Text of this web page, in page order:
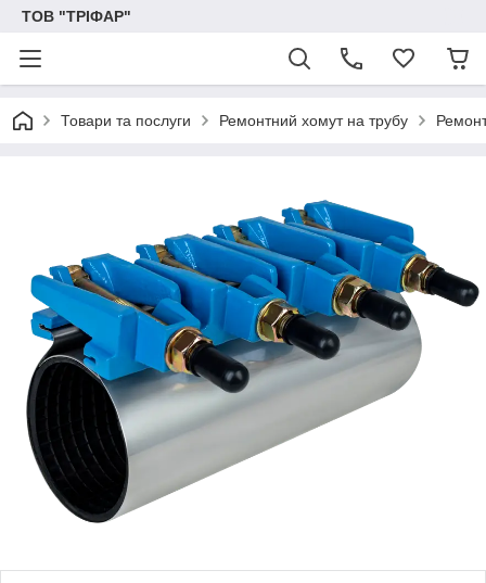
ТОВ "ТРІФАР"
Товари та послуги Ремонтний хомут на трубу